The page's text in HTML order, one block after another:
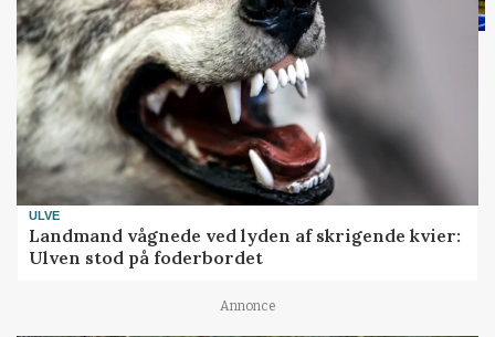
ULVE
Landmand vågnede ved lyden af skrigende kvier:
Ulven stod på foderbordet
Annonce